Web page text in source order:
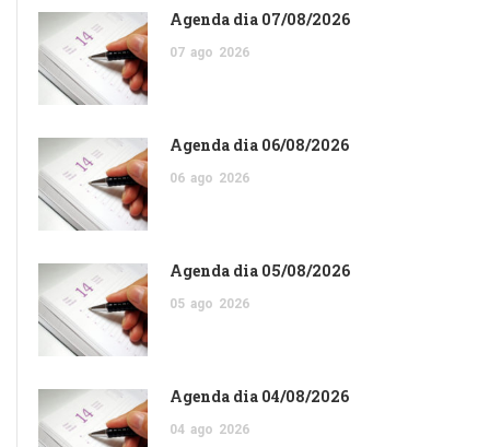
Agenda dia 07/08/2026
07 ago 2026
Agenda dia 06/08/2026
06 ago 2026
Agenda dia 05/08/2026
05 ago 2026
Agenda dia 04/08/2026
04 ago 2026